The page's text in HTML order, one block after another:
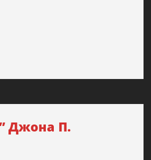
Джона П.